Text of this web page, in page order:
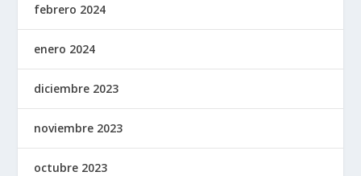
febrero 2024
enero 2024
diciembre 2023
noviembre 2023
octubre 2023